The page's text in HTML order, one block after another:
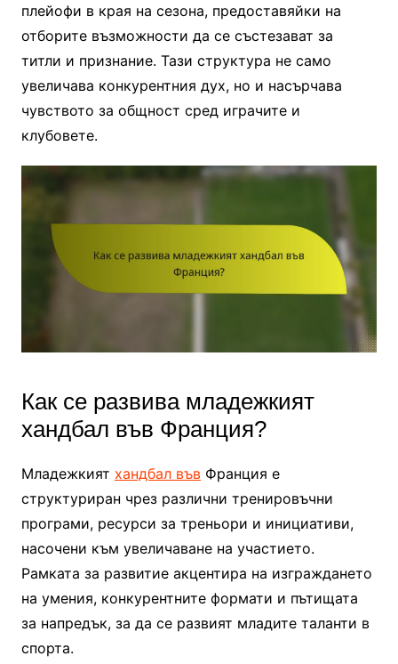
плейофи в края на сезона, предоставяйки на
отборите възможности да се състезават за
титли и признание. Тази структура не само
увеличава конкурентния дух, но и насърчава
чувството за общност сред играчите и
клубовете.
Как се развива младежкият
хандбал във Франция?
Младежкият хандбал въвФранция е
структуриран чрез различни тренировъчни
програми, ресурси за треньори и инициативи,
насочени към увеличаване на участието.
Рамката за развитие акцентира на изграждането
на умения, конкурентните формати и пътищата
за напредък, за да се развият младите таланти в
спорта.